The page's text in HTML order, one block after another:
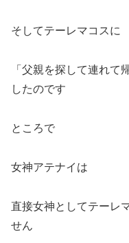
そしてテーレマコスに
「父親を探して連れて
したのです
ところで
女神アテナイは
直接女神としてテーレ
せん